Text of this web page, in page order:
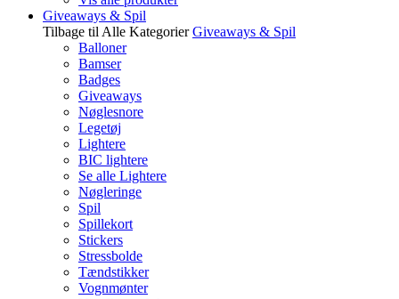
Giveaways & Spil
Tilbage til Alle Kategorier Giveaways & Spil
Balloner
Bamser
Badges
Giveaways
Nøglesnore
Legetøj
Lightere
BIC lightere
Se alle Lightere
Nøgleringe
Spil
Spillekort
Stickers
Stressbolde
Tændstikker
Vognmønter